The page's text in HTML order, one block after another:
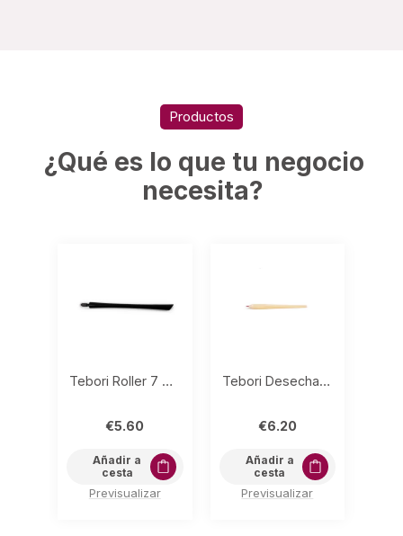
Productos
¿Qué es lo que tu negocio
necesita?
Añadir a
cesta
Previsualizar
Tebori Roller 7 mm
€5.60
Añadir a
cesta
Previsualizar
Tebori Desechable 12 púas
€6.20